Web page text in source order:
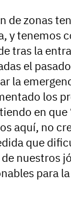
de zonas
y tenemos
tras la
el
la
los
en que
aquí, no
que
nuestros
para